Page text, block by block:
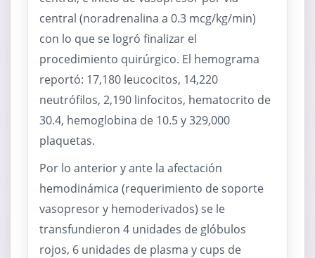
central (noradrenalina a 0.3 mcg/kg/min)
con lo que se logró finalizar el
procedimiento quirúrgico. El hemograma
reportó: 17,180 leucocitos, 14,220
neutrófilos, 2,190 linfocitos, hematocrito de
30.4, hemoglobina de 10.5 y 329,000
plaquetas.
Por lo anterior y ante la afectación
hemodinámica (requerimiento de soporte
vasopresor y hemoderivados) se le
transfundieron 4 unidades de glóbulos
rojos, 6 unidades de plasma y cups de